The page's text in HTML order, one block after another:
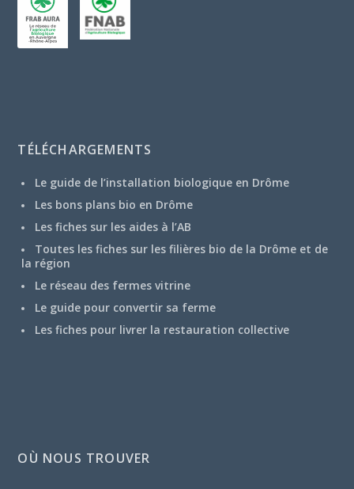
TÉLÉCHARGEMENTS
Le guide de l’installation biologique en Drôme
Les bons plans bio en Drôme
Les fiches sur les aides à l’AB
Toutes les fiches sur les filières bio de la Drôme et de
la région
Le réseau des fermes vitrine
Le guide pour convertir sa ferme
Les fiches pour livrer la restauration collective
OÙ NOUS TROUVER